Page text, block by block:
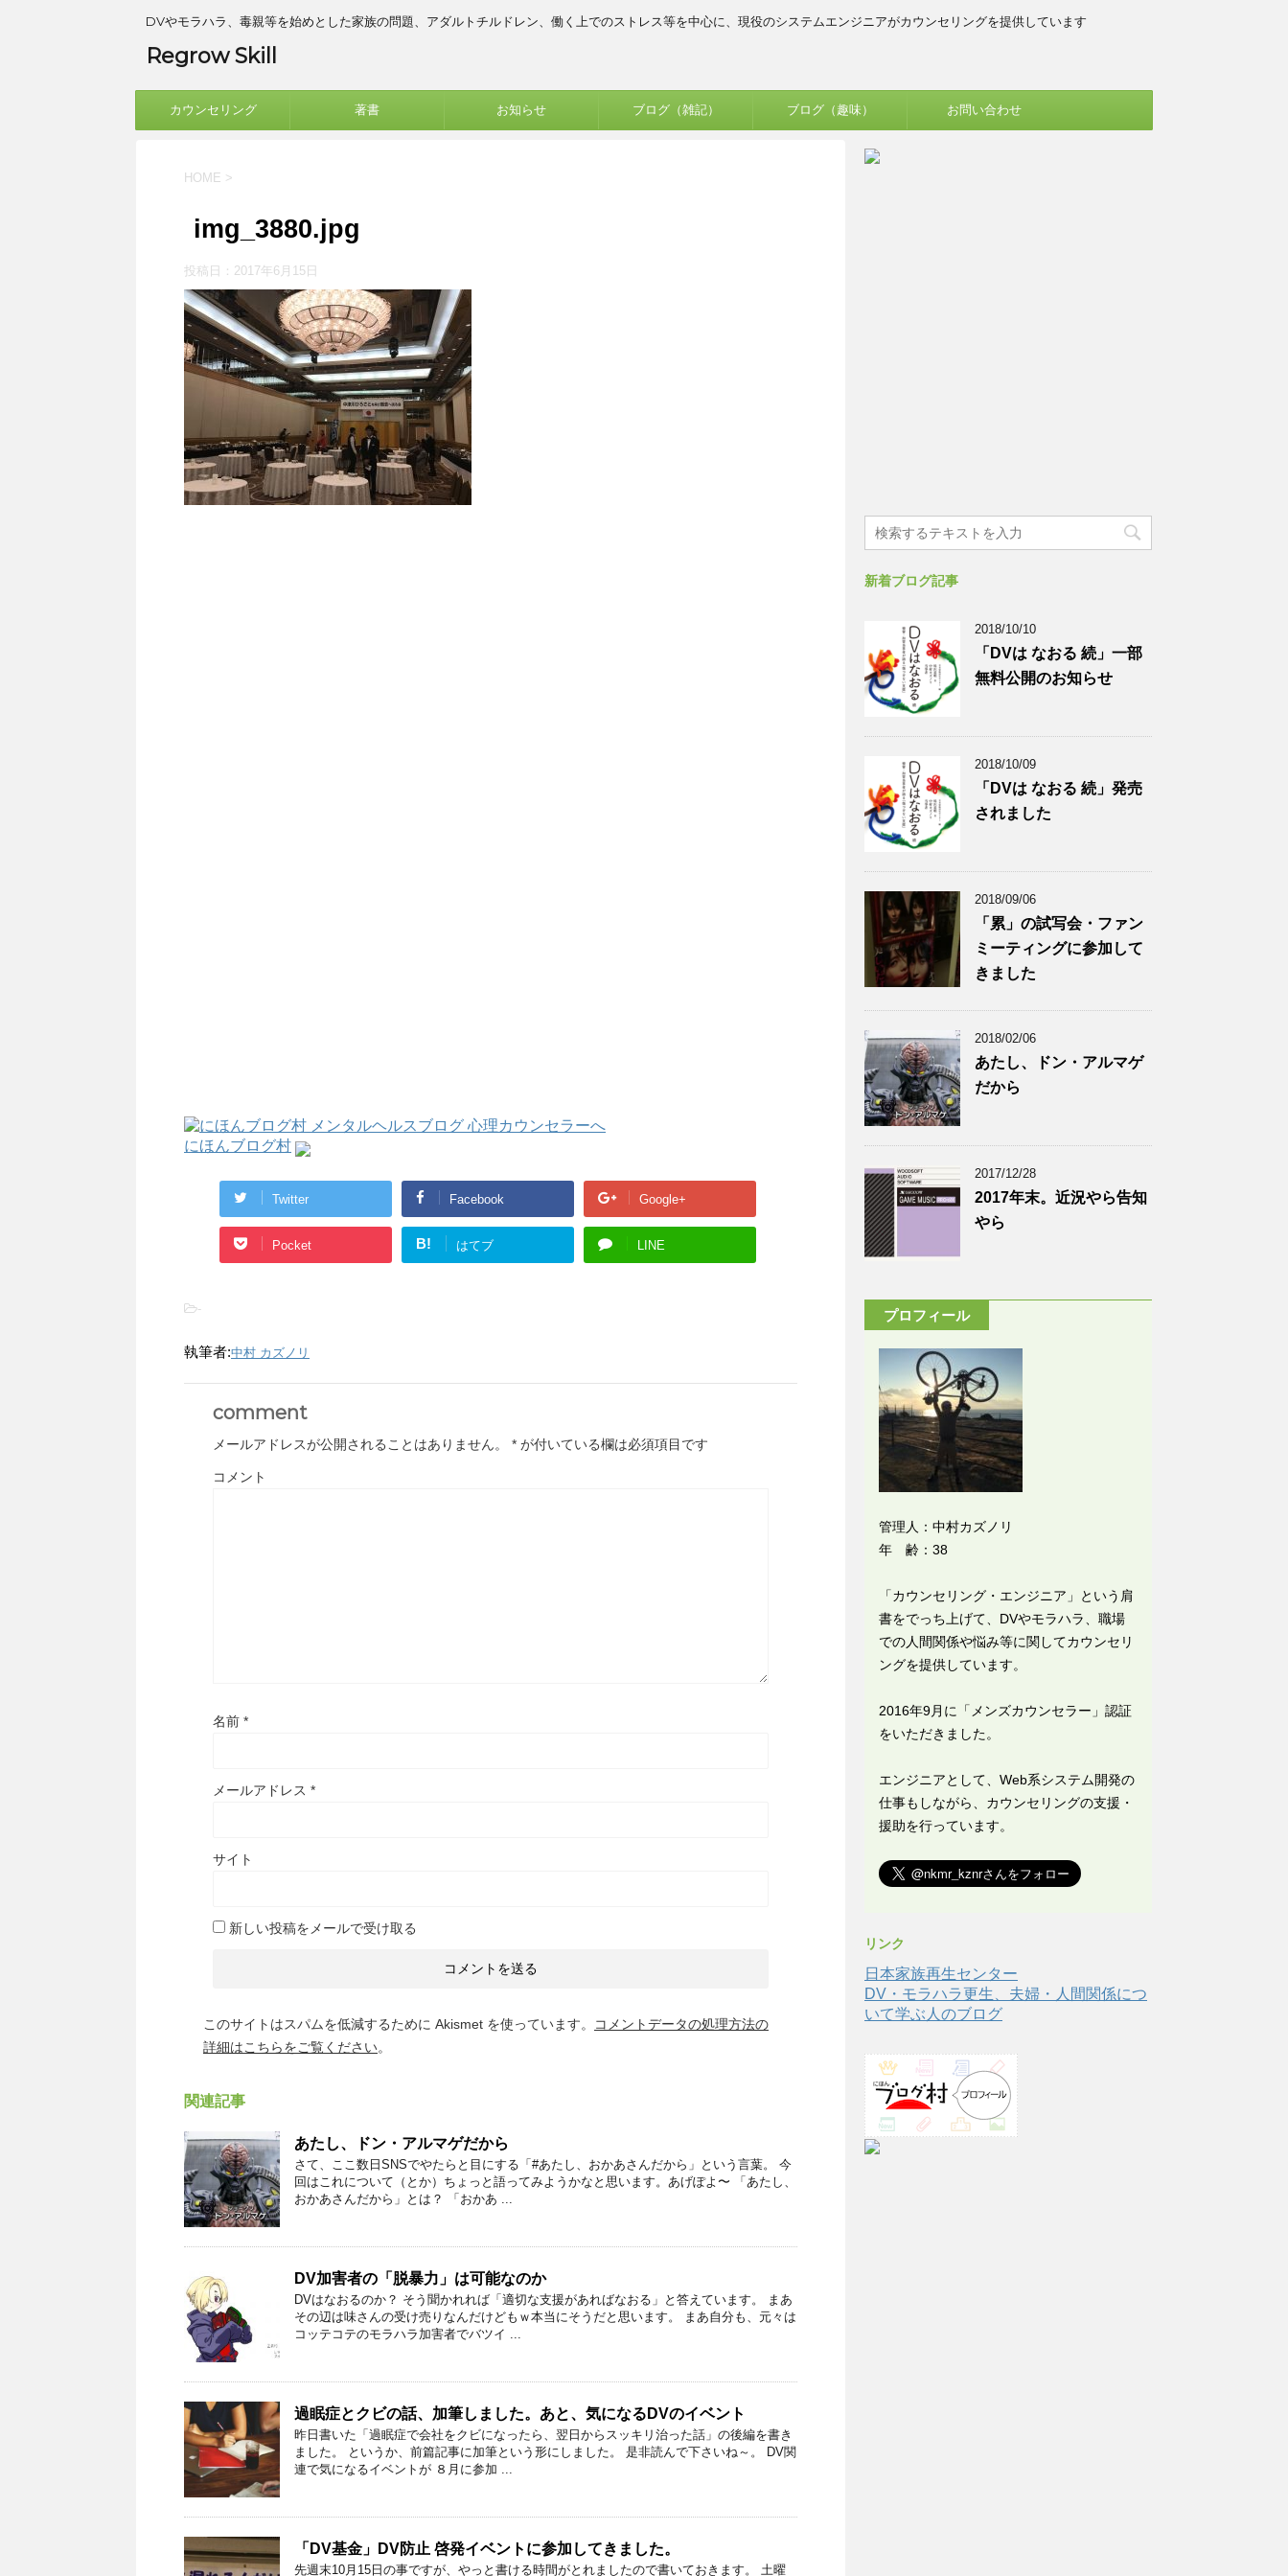
DVやモラハラ、毒親等を始めとした家族の問題、アダルトチルドレン、働く上でのストレス等を中心に、現役のシステムエンジニアがカウンセリングを提供しています
Regrow Skill
カウンセリング 著書 お知らせ ブログ（雑記） ブログ（趣味） お問い合わせ
HOME >
img_3880.jpg
投稿日： 2017年6月15日
にほんブログ村
Twitter Facebook Google+
Pocket B! はてブ LINE
-
執筆者:中村 カズノリ
comment
メールアドレスが公開されることはありません。 * が付いている欄は必須項目です
コメント
名前 *
メールアドレス *
サイト
新しい投稿をメールで受け取る
このサイトはスパムを低減するために Akismet を使っています。
コメントデータの処理方法の
詳細はこちらをご覧ください。
関連記事
あたし、ドン・アルマゲだから
さて、ここ数日SNSでやたらと目にする「#あたし、おかあさんだから」という言葉。 今
回はこれについて（とか）ちょっと語ってみようかなと思います。あげぽよ〜 「あたし、
おかあさんだから」とは？ 「おかあ ...
DV加害者の「脱暴力」は可能なのか
DVはなおるのか？ そう聞かれれば「適切な支援があればなおる」と答えています。 まあ
その辺は味さんの受け売りなんだけどもｗ本当にそうだと思います。 まあ自分も、元々は
コッテコテのモラハラ加害者でバツイ ...
過眠症とクビの話、加筆しました。あと、気になるDVのイベント
昨日書いた「過眠症で会社をクビになったら、翌日からスッキリ治った話」の後編を書き
ました。 というか、前篇記事に加筆という形にしました。 是非読んで下さいね～。 DV関
連で気になるイベントが ８月に参加 ...
「DV基金」DV防止 啓発イベントに参加してきました。
先週末10月15日の事ですが、やっと書ける時間がとれましたので書いておきます。 土曜
新着ブログ記事
2018/10/10
「DVは なおる 続」一部
無料公開のお知らせ
2018/10/09
「DVは なおる 続」発売
されました
2018/09/06
「累」の試写会・ファン
ミーティングに参加して
きました
2018/02/06
あたし、ドン・アルマゲ
だから
2017/12/28
2017年末。近況やら告知
やら
プロフィール
管理人：中村カズノリ
年 齢：38
「カウンセリング・エンジニア」という肩
書をでっち上げて、DVやモラハラ、職場
での人間関係や悩み等に関してカウンセリ
ングを提供しています。
2016年9月に「メンズカウンセラー」認証
をいただきました。
エンジニアとして、Web系システム開発の
仕事もしながら、カウンセリングの支援・
援助を行っています。
リンク
日本家族再生センター
DV・モラハラ更生、夫婦・人間関係につ
いて学ぶ人のブログ